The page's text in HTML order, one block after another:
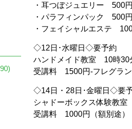
・耳つぼジュエリー 500円
・パラフィンパック 500円
・フェイシャルエステ
◇12日･水曜日◇要予約
ハンドメイド教室 10時30
受講料 1500円-フレグラ
◇14日・28日･金曜日◇要
シャドーボックス体験教
受講料 1000円（額別途）